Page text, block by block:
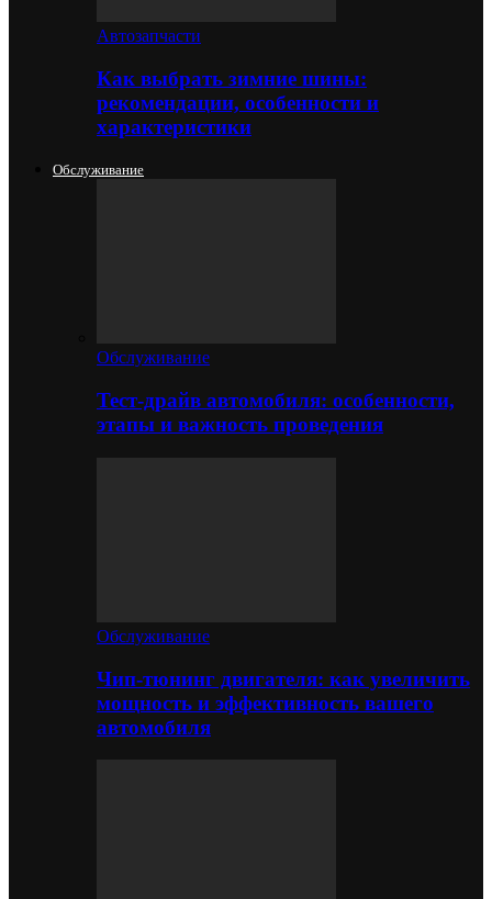
Автозапчасти
Как выбрать зимние шины:
рекомендации, особенности и
характеристики
Обслуживание
Обслуживание
Тест-драйв автомобиля: особенности,
этапы и важность проведения
Обслуживание
Чип-тюнинг двигателя: как увеличить
мощность и эффективность вашего
автомобиля